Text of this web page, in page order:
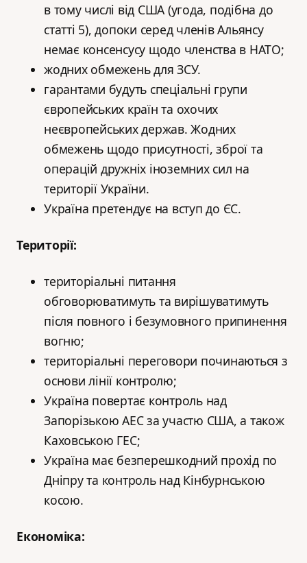
в тому числі від США (угода, подібна до
статті 5), допоки серед членів Альянсу
немає консенсусу щодо членства в НАТО;
жодних обмежень для ЗСУ.
гарантами будуть спеціальні групи
європейських країн та охочих
неєвропейських держав. Жодних
обмежень щодо присутності, зброї та
операцій дружніх іноземних сил на
території України.
Україна претендує на вступ до ЄС.
Території:
територіальні питання
обговорюватимуть та вирішуватимуть
після повного і безумовного припинення
вогню;
територіальні переговори починаються з
основи лінії контролю;
Україна повертає контроль над
Запорізькою АЕС за участю США, а також
Каховською ГЕС;
Україна має безперешкодний прохід по
Дніпру та контроль над Кінбурнською
косою.
Економіка: